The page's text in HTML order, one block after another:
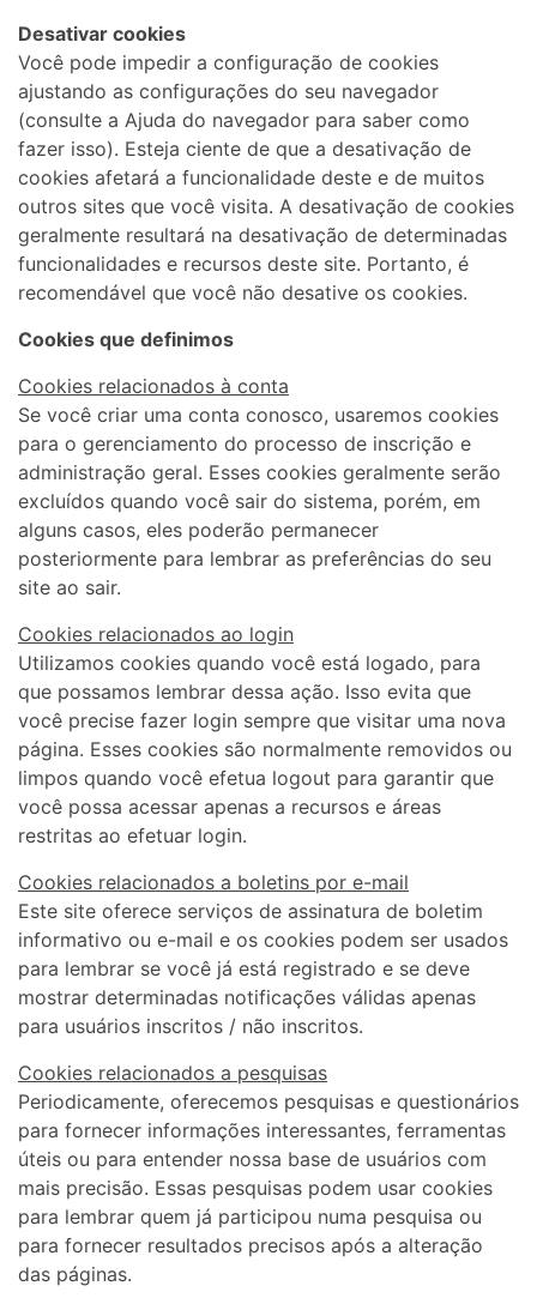
Desativar cookies
Você pode impedir a configuração de cookies
ajustando as configurações do seu navegador
(consulte a Ajuda do navegador para saber como
fazer isso). Esteja ciente de que a desativação de
cookies afetará a funcionalidade deste e de muitos
outros sites que você visita. A desativação de cookies
geralmente resultará na desativação de determinadas
funcionalidades e recursos deste site. Portanto, é
recomendável que você não desative os cookies.
Cookies que definimos
Cookies relacionados à conta
Se você criar uma conta conosco, usaremos cookies
para o gerenciamento do processo de inscrição e
administração geral. Esses cookies geralmente serão
excluídos quando você sair do sistema, porém, em
alguns casos, eles poderão permanecer
posteriormente para lembrar as preferências do seu
site ao sair.
Cookies relacionados ao login
Utilizamos cookies quando você está logado, para
que possamos lembrar dessa ação. Isso evita que
você precise fazer login sempre que visitar uma nova
página. Esses cookies são normalmente removidos ou
limpos quando você efetua logout para garantir que
você possa acessar apenas a recursos e áreas
restritas ao efetuar login.
Cookies relacionados a boletins por e-mail
Este site oferece serviços de assinatura de boletim
informativo ou e-mail e os cookies podem ser usados ​​
para lembrar se você já está registrado e se deve
mostrar determinadas notificações válidas apenas
para usuários inscritos / não inscritos.
Cookies relacionados a pesquisas
Periodicamente, oferecemos pesquisas e questionários
para fornecer informações interessantes, ferramentas
úteis ou para entender nossa base de usuários com
mais precisão. Essas pesquisas podem usar cookies
para lembrar quem já participou numa pesquisa ou
para fornecer resultados precisos após a alteração
das páginas.